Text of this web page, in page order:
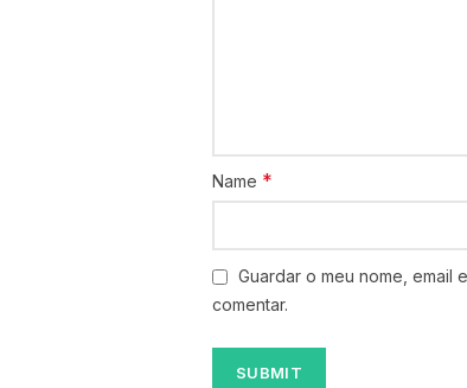
Name *
Guardar o meu nome, email
comentar.